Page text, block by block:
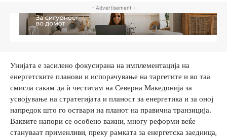
- Advertisement -
Унијата е засилено фокусирана на имплементација на
енергетските планови и испорачување на таргетите и во таа
смисла сакам да ѝ честитам на Северна Македонија за
усвојување на стратегијата и планост за енергетика и за оној
напредок што го оствари на планот на правична транзиција.
Ваквите напори се особено важни, многу реформи веќе
стануваат применливи, преку рамката за енергетска заедница,